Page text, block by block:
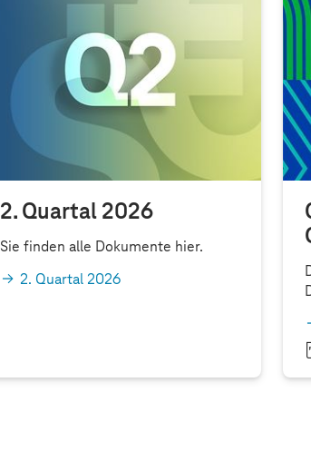
2. Quartal 2026
Sie finden alle Dokumente hier.
2. Quartal 2026